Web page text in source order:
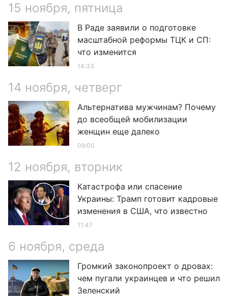
15 ноября, пятница
В Раде заявили о подготовке
масштабной реформы ТЦК и СП:
что изменится
14:33
14 ноября, четверг
Альтернатива мужчинам? Почему
до всеобщей мобилизации
женщин еще далеко
09:00
12 ноября, вторник
Катастрофа или спасение
Украины: Трамп готовит кадровые
изменения в США, что известно
11:47
6 ноября, среда
Громкий законопроект о дровах:
чем пугали украинцев и что решил
Зеленский